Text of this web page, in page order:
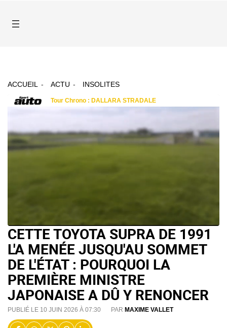
ACCUEIL ACTU INSOLITES
CETTE TOYOTA SUPRA DE 1991
L'A MENÉE JUSQU'AU SOMMET
DE L'ÉTAT : POURQUOI LA
PREMIÈRE MINISTRE
JAPONAISE A DÛ Y RENONCER
PUBLIÉ LE 10 JUIN 2026 À 07:30 PAR MAXIME VALLET